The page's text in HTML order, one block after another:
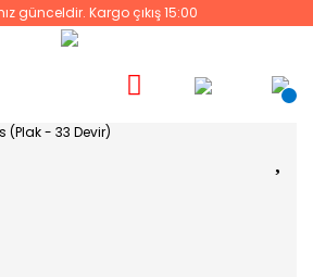
günceldir. Kargo çıkış 15:00